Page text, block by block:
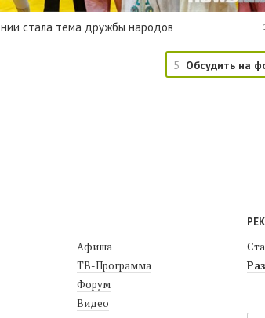
стала тема дружбы народов
5 Обсудить на
Афиша
ТВ-Программа
Форум
Видео